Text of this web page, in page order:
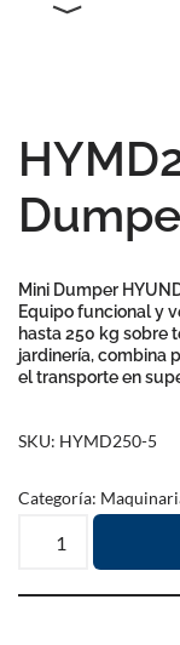
Mini Dumper
Equipo funcional y
hasta250 kg sobre
jardinería, combina
el transporte en
SKU: HYMD250-5
Categoría: